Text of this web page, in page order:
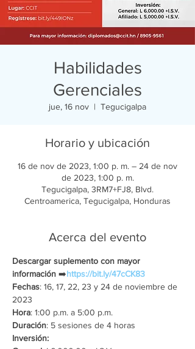
Habilidades
Gerenciales
jue, 16 nov
  |
Tegucigalpa
Horario y ubicación
16 de nov de 2023, 1:00 p. m. – 24 de nov
de 2023, 1:00 p. m.
Tegucigalpa, 3RM7+FJ8, Blvd.
Centroamerica, Tegucigalpa, Honduras
Acerca del evento
Descargar suplemento con mayor
información ➡️https://bit.ly/47cCK83
Fechas: 16, 17, 22, 23 y 24 de noviembre de
2023
Hora: 1:00 p.m. a 5:00 p.m.
Duración: 5 sesiones de 4 horas
Inversión: